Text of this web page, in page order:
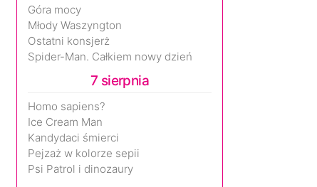
Góra mocy
Młody Waszyngton
Ostatni konsjerż
Spider-Man. Całkiem nowy dzień
7 sierpnia
Homo sapiens?
Ice Cream Man
Kandydaci śmierci
Pejzaż w kolorze sepii
Psi Patrol i dinozaury